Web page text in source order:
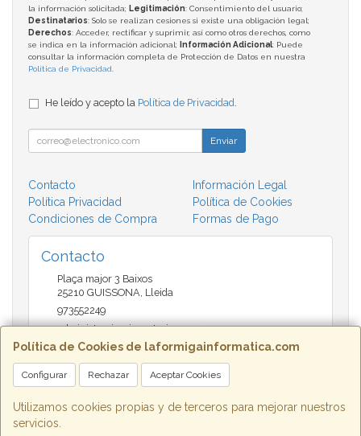
Política de Cookies de laformigainformatica.com
Configurar Rechazar Aceptar Cookies
Utilizamos cookies propias y de terceros para mejorar nuestros
servicios.
la información solicitada; Legitimación: Consentimiento del usuario;
Destinatarios: Solo se realizan cesiones si existe una obligación legal;
Derechos: Acceder, rectificar y suprimir, así como otros derechos, como
se indica en la información adicional;
Información Adicional: Puede
consultar la información completa de Protección de Datos en nuestra
Política de Privacidad.
He leído y acepto la Política de Privacidad.
Enviar
Contacto
Información Legal
Política Privacidad
Política de Cookies
Condiciones de Compra
Formas de Pago
Contacto
Plaça major 3 Baixos
25210 GUISSONA, Lleida
973552249
administracio@insectari.com
Horario
Matí de 9 a 13:30 - Tarda 17 a 20:30